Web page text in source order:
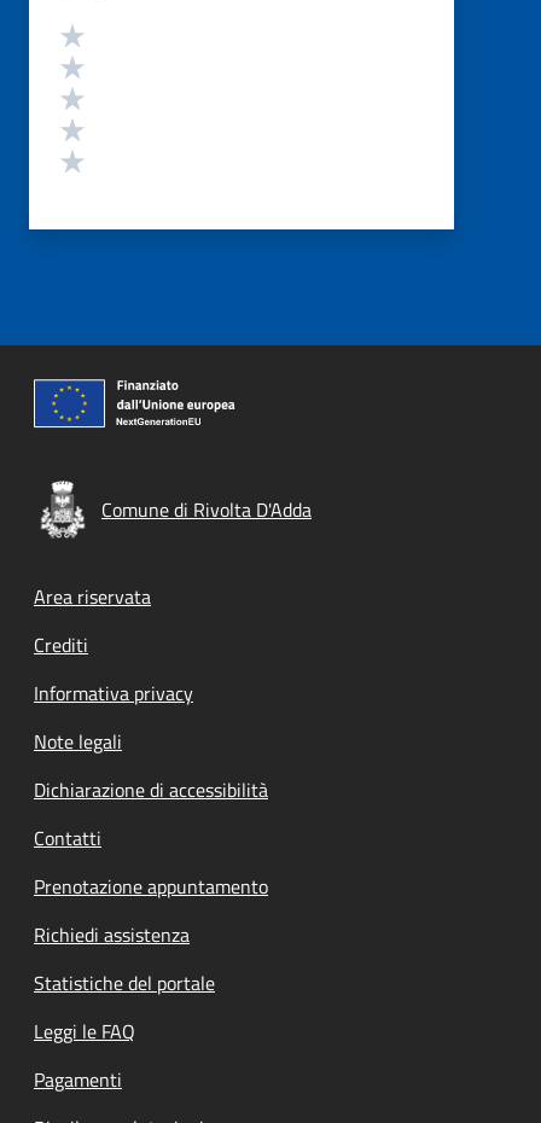
Valutazione
Comune di Rivolta D'Adda
Footer menu
Area riservata
Crediti
Informativa privacy
Note legali
Dichiarazione di accessibilità
Contatti
Prenotazione appuntamento
Richiedi assistenza
Statistiche del portale
Leggi le FAQ
Pagamenti